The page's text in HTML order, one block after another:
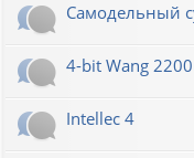
Самодельный
4-bit Wang 2200
Intellec 4